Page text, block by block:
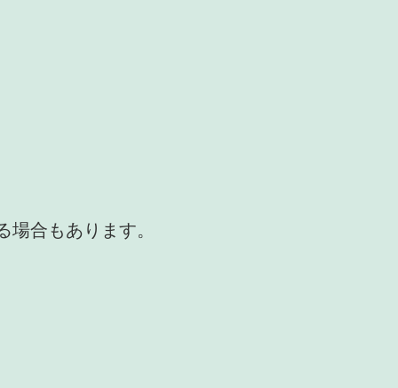
合もあります。